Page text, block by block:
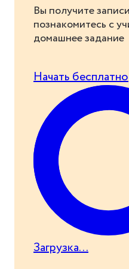
Вы получите
познакомитесь с
домашнее задание
Начать бесплатно
Загрузка...